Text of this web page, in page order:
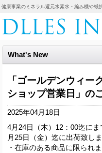
健康事業のミネラル還元水素水・編み機や紙
What's New
「ゴールデンウィー
ショップ営業日」の
2025年04月18日
4月24日（木）12：00迄に
月25日（金）迄に出荷致しま
・在庫のある商品に限られま